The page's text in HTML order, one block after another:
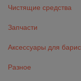
Чистящие средства
Запчасти
Аксессуары для
Разное